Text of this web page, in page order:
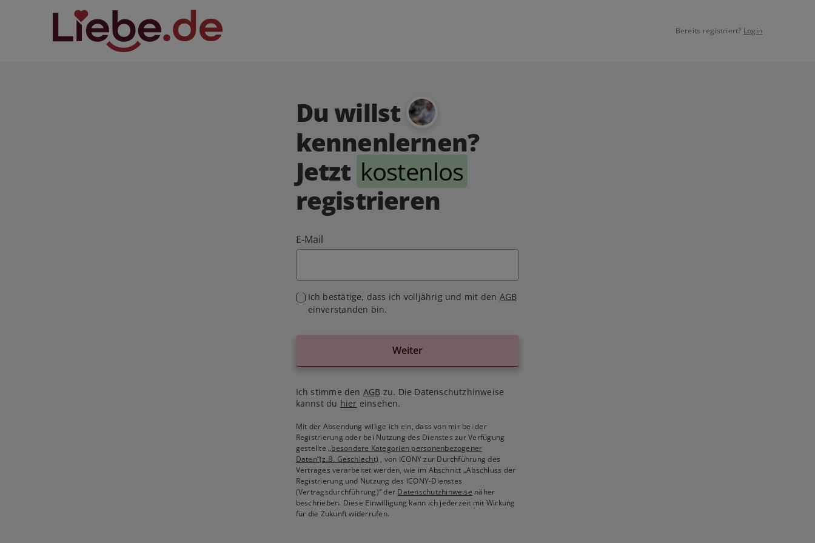
Bereits registriert? Login
Du willst
kennenlernen?
Jetzt kostenlos
registrieren
E-Mail
Ich bestätige, dass ich volljährig und mit den AGB
einverstanden bin.
Weiter
Ich stimme den AGB zu. Die Datenschutzhinweise
kannst du hier einsehen.
Mit der Absendung willige ich ein, dass von mir bei der
Registrierung oder bei Nutzung des Dienstes zur Verfügung
gestellte„besondere Kategorien personenbezogener
Daten“(z.B. Geschlecht) , von ICONY zur Durchführung des
Vertrages verarbeitet werden, wie im Abschnitt „Abschluss der
Registrierung und Nutzung des ICONY-Dienstes
(Vertragsdurchführung)“ der Datenschutzhinweise näher
beschrieben. Diese Einwilligung kann ich jederzeit mit Wirkung
für die Zukunft widerrufen.